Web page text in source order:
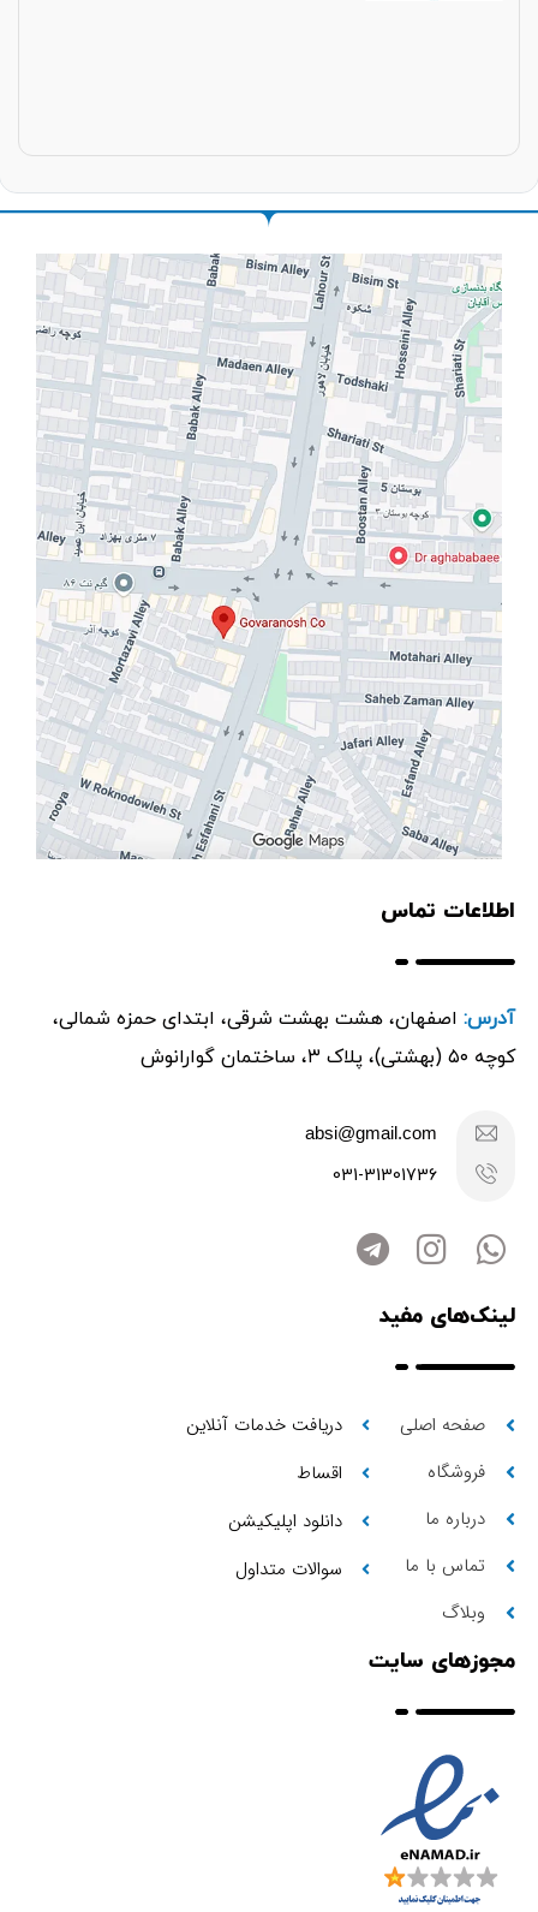
اطلاعات تماس
آدرس: اصفهان، هشت بهشت شرقی، ابتدای حمزه شمالی،
کوچه ۵۰ (بهشتی)، پلاک ۳، ساختمان گوارانوش
absi@gmail.com
031-31301736
لینک‌های مفید
صفحه اصلی
فروشگاه
درباره ما
تماس با ما
وبلاگ
دریافت خدمات آنلاین
اقساط
دانلود اپلیکیشن
سوالات متداول
مجوزهای سایت